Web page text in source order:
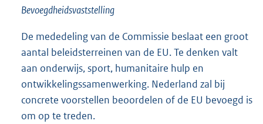
Bevoegdheidsvaststelling
De mededeling van de Commissie beslaat een groot
aantal beleidsterreinen van de EU. Te denken valt
aan onderwijs, sport, humanitaire hulp en
ontwikkelingssamenwerking. Nederland zal bij
concrete voorstellen beoordelen of de EU bevoegd is
om op te treden.